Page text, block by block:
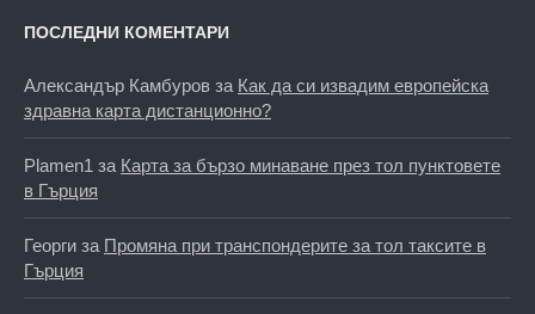
ПОСЛЕДНИ КОМЕНТАРИ
Александър Камбуров за Как да си извадим европейска
здравна карта дистанционно?
Plamen1 за Карта за бързо минаване през тол пунктовете
в Гърция
Георги за Промяна при транспондерите за тол таксите в
Гърция